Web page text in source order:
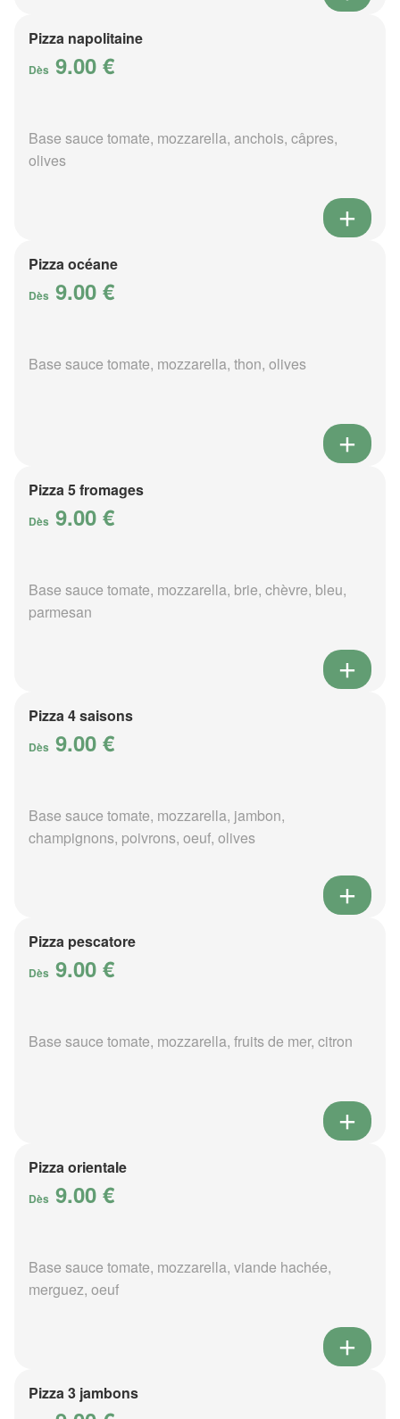
Pizza napolitaine
Dès 9.00 €
Base sauce tomate, mozzarella, anchois, câpres,
olives
Pizza océane
Dès 9.00 €
Base sauce tomate, mozzarella, thon, olives
Pizza 5 fromages
Dès 9.00 €
Base sauce tomate, mozzarella, brie, chèvre, bleu,
parmesan
Pizza 4 saisons
Dès 9.00 €
Base sauce tomate, mozzarella, jambon,
champignons, poivrons, oeuf, olives
Pizza pescatore
Dès 9.00 €
Base sauce tomate, mozzarella, fruits de mer, citron
Pizza orientale
Dès 9.00 €
Base sauce tomate, mozzarella, viande hachée,
merguez, oeuf
Pizza 3 jambons